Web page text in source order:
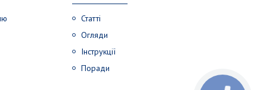
Статті
Огляди
Інструкції
Поради